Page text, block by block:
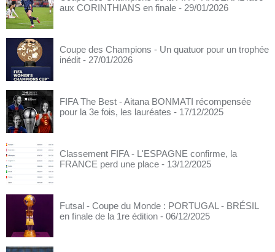
aux CORINTHIANS en finale - 29/01/2026
Coupe des Champions - Un quatuor pour un trophée
inédit - 27/01/2026
FIFA The Best - Aitana BONMATI récompensée
pour la 3e fois, les lauréates - 17/12/2025
Classement FIFA - L'ESPAGNE confirme, la
FRANCE perd une place - 13/12/2025
Futsal - Coupe du Monde : PORTUGAL - BRÉSIL
en finale de la 1re édition - 06/12/2025